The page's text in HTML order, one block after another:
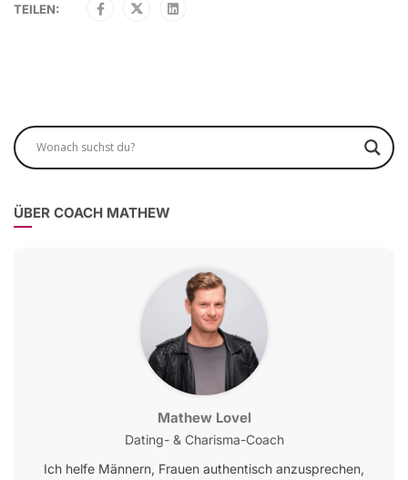
TEILEN:
ÜBER COACH MATHEW
Mathew Lovel
Dating- & Charisma-Coach
Ich helfe Männern, Frauen authentisch anzusprechen,